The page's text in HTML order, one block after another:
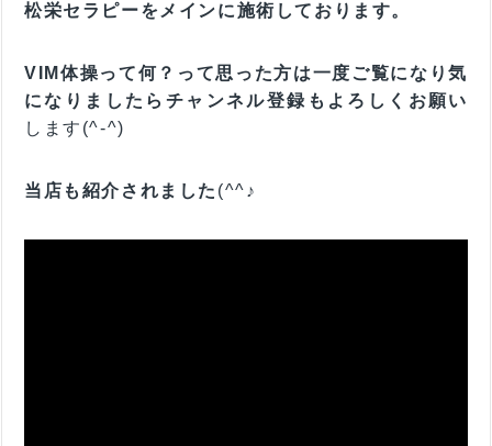
松栄セラピーをメインに施術しております。
VIM体操って何？って思った方は一度ご覧になり気
になりましたらチャンネル登録もよろしくお願い
します(^-^)
当店も紹介されました (^^♪